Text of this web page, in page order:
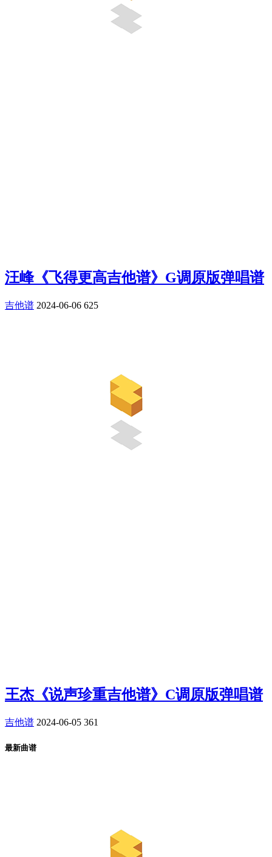
汪峰《飞得更高吉他谱》G调原版弹唱谱
吉他谱 2024-06-06 625
王杰《说声珍重吉他谱》C调原版弹唱谱
吉他谱 2024-06-05 361
最新曲谱